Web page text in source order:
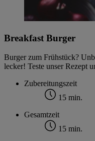
Breakfast Burger
Burger zum Frühstück?
lecker! Teste unser Rezept
Zubereitungszeit
15 min.
Gesamtzeit
15 min.